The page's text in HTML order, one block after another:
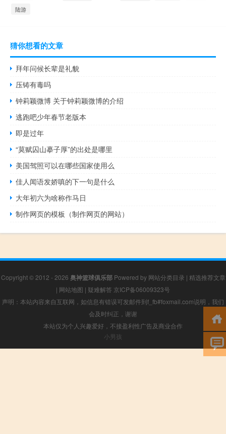
陆游
猜你想看的文章
拜年问候长辈是礼貌
压铸有毒吗
钟莉颖微博 关于钟莉颖微博的介绍
逃跑吧少年春节老版本
即是过年
“莫赋囚山摹子厚”的出处是哪里
美国驾照可以在哪些国家使用么
佳人闻语发娇嗔的下一句是什么
大年初六为啥称作马日
制作网页的模板（制作网页的网站）
Copyright © 2012 - 2026 奥神篮球俱乐部Powered by 网站分类目录 | 精选推荐文章
| 网站地图 | 疑难解答 京ICP备06009323号
声明：本站内容来自互联网，如信息有错误可发邮件到f_fb#foxmail.com说明，我们
会及时纠正，谢谢
本站仅为个人兴趣爱好，不接盈利性广告及商业合作
小男孩